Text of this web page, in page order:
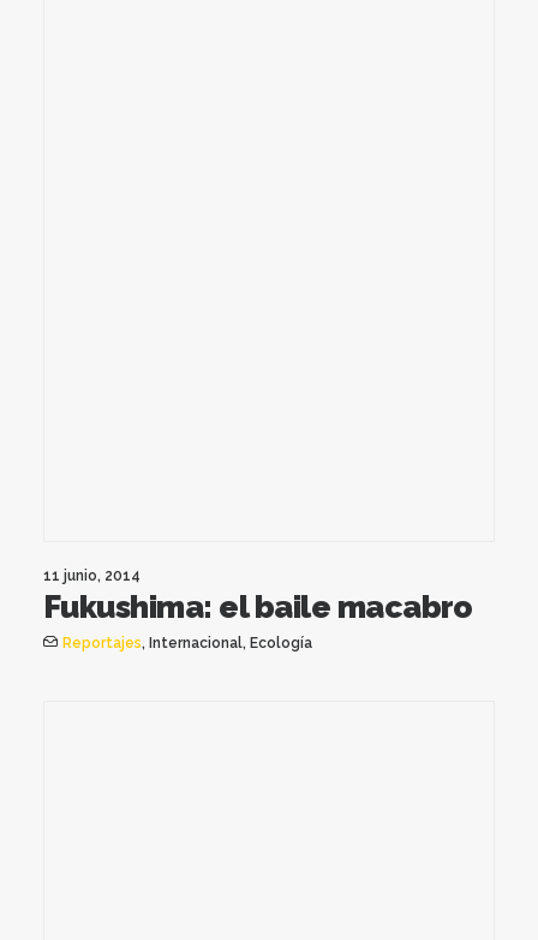
11 junio, 2014
Fukushima: el baile macabro
Reportajes, Internacional, Ecología